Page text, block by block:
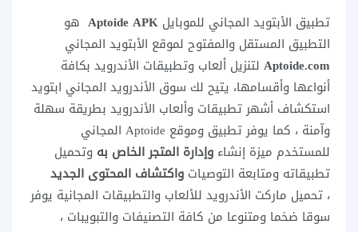
تطبيق الأبتويد المجاني للموبايل Aptoide APK هو
التطبيق المستقل والمفتوح لموقع الأبتويد المجاني
Aptoide.com لتنزيل ألعاب وتطبيقات الأندرويد بكافة
أنواعها وأقسامها، يتيح لك سوق الأندرويد المجاني ابتويد
استكشاف أشهر تطبيقات وألعاب الأندرويد بطريقة سهلة
وآمنة ، كما يوفر تطبيق وموقع Aptoide المجاني
للمستخدم ميزة إنشاء وإدارة المتجر الخاص به وتحميل
تطبيقاته ومتابعة التوصيات واكتشاف المحتوى الجديد
، تحميل ماركت الأندرويد للألعاب والتطبيقات المجانية يوفر
سوقا ضخما ومتنوعا من كافة التصنيفات والتبويبات ،